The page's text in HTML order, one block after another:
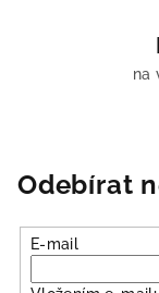
na
Odebírat
E-mail